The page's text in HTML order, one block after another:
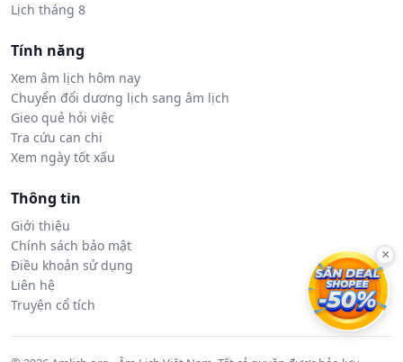
Lịch tháng 8
Tính năng
Xem âm lịch hôm nay
Chuyển đổi dương lịch sang âm lịch
Gieo quẻ hỏi việc
Tra cứu can chi
Xem ngày tốt xấu
Thông tin
Giới thiệu
Chính sách bảo mật
Điều khoản sử dụng
Liên hệ
Truyện cổ tích
×